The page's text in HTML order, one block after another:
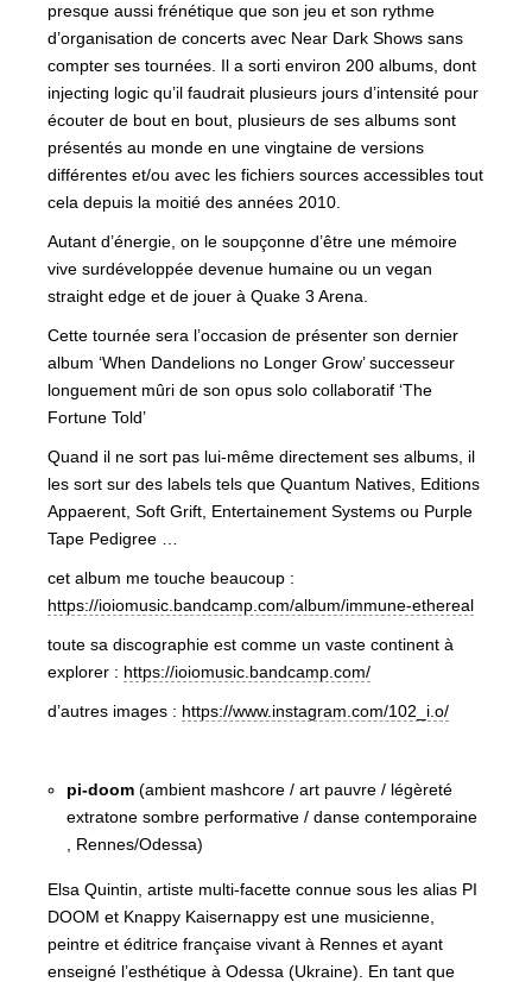
presque aussi frénétique que son jeu et son rythme
d’organisation de concerts avec Near Dark Shows sans
compter ses tournées. Il a sorti environ 200 albums, dont
injecting logic qu’il faudrait plusieurs jours d’intensité pour
écouter de bout en bout, plusieurs de ses albums sont
présentés au monde en une vingtaine de versions
différentes et/ou avec les fichiers sources accessibles tout
cela depuis la moitié des années 2010.
Autant d’énergie, on le soupçonne d’être une mémoire
vive surdéveloppée devenue humaine ou un vegan
straight edge et de jouer à Quake 3 Arena.
Cette tournée sera l’occasion de présenter son dernier
album ‘When Dandelions no Longer Grow’ successeur
longuement mûri de son opus solo collaboratif ‘The
Fortune Told’
Quand il ne sort pas lui-même directement ses albums, il
les sort sur des labels tels que Quantum Natives, Editions
Appaerent, Soft Grift, Entertainement Systems ou Purple
Tape Pedigree …
cet album me touche beaucoup :
https://ioiomusic.bandcamp.com/album/immune-ethereal
toute sa discographie est comme un vaste continent à
explorer : https://ioiomusic.bandcamp.com/
d’autres images : https://www.instagram.com/102_i.o/
pi-doom (ambient mashcore / art pauvre / légèreté
extratone sombre performative / danse contemporaine
, Rennes/Odessa)
Elsa Quintin, artiste multi-facette connue sous les alias PI
DOOM et Knappy Kaisernappy est une musicienne,
peintre et éditrice française vivant à Rennes et ayant
enseigné l’esthétique à Odessa (Ukraine). En tant que